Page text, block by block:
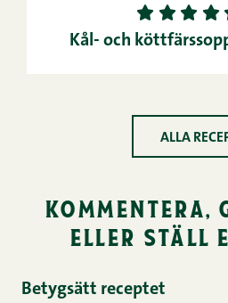
1 2 3 4
Kål- och
ALLA
kommentera,
eller ställ
Betygsätt receptet